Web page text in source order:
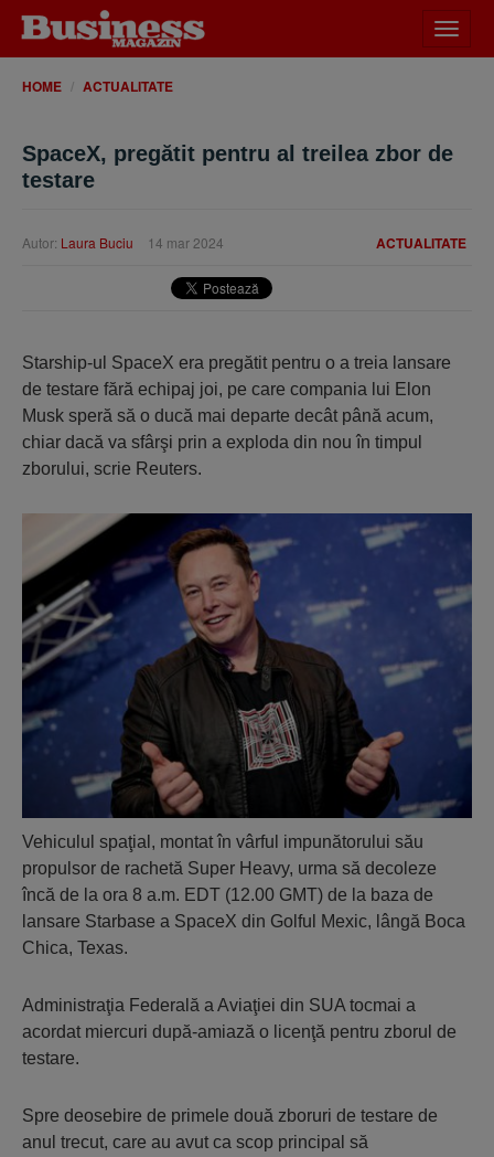
meniu
HOME ACTUALITATE
SpaceX, pregătit pentru al treilea zbor de
testare
ACTUALITATE
Autor: Laura Buciu 14 mar 2024
Starship-ul SpaceX era pregătit pentru o a treia lansare
de testare fără echipaj joi, pe care compania lui Elon
Musk speră să o ducă mai departe decât până acum,
chiar dacă va sfârşi prin a exploda din nou în timpul
zborului, scrie Reuters.
Vehiculul spaţial, montat în vârful impunătorului său
propulsor de rachetă Super Heavy, urma să decoleze
încă de la ora 8 a.m. EDT (12.00 GMT) de la baza de
lansare Starbase a SpaceX din Golful Mexic, lângă Boca
Chica, Texas.
Administraţia Federală a Aviaţiei din SUA tocmai a
acordat miercuri după-amiază o licenţă pentru zborul de
testare.
Spre deosebire de primele două zboruri de testare de
anul trecut, care au avut ca scop principal să